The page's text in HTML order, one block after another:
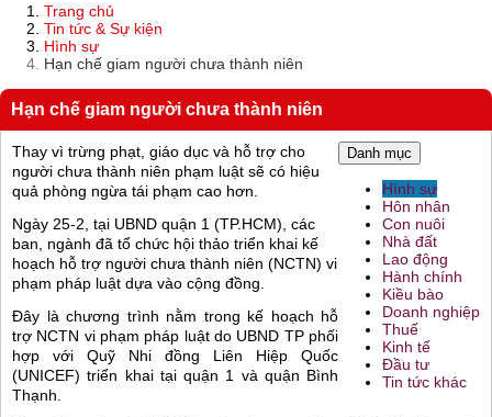
Trang chủ
Tin tức & Sự kiện
Hình sự
Hạn chế giam người chưa thành niên
Hạn chế giam người chưa thành niên
Danh mục
Hình sự
Hôn nhân
Con nuôi
Nhà đất
Lao động
Hành chính
Kiều bào
Doanh nghiệp
Thuế
Kinh tế
Đầu tư
Tin tức khác
Thay vì trừng phạt, giáo dục và hỗ trợ cho
người chưa thành niên phạm luật sẽ có hiệu
quả phòng ngừa tái phạm cao hơn.
Ngày 25-2, tại UBND quận 1 (TP.HCM), các
ban, ngành đã tổ chức hội thảo triển khai kế
hoạch hỗ trợ người chưa thành niên (NCTN) vi
phạm pháp luật dựa vào cộng đồng.
Đây là chương trình nằm trong kế hoạch hỗ
trợ NCTN vi phạm pháp luật do UBND TP phối
hợp với Quỹ Nhi đồng Liên Hiệp Quốc
(UNICEF) triển khai tại quận 1 và quận Bình
Thạnh.